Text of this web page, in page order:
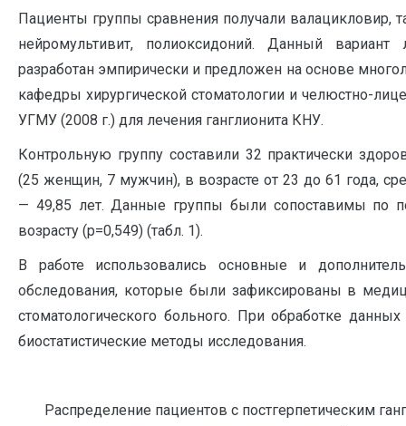
Пациенты группы сравнения получали валацикловир,
нейромультивит, полиоксидоний. Данный вариант
разработан эмпирически и предложен на основе
кафедры хирургической стоматологии и челюстно-
УГМУ (2008 г.) для лечения ганглионита КНУ.
Контрольную группу составили 32 практически
(25 женщин, 7 мужчин), в возрасте от 23 до 61 года,
— 49,85 лет. Данные группы были сопоставимы по
возрасту (p=0,549) (табл. 1).
В работе использовались основные и
обследования, которые были зафиксированы в
стоматологического больного. При обработке
биостатистические методы исследования.
Распределение пациентов с постгерпетическим